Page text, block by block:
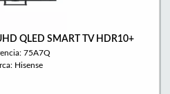
QLED SMART TV HDR10+
75A7Q
Hisense